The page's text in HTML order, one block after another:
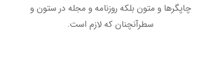
چاپگرها و متون بلکه روزنامه و مجله در ستون و
سطرآنچنان که لازم است.